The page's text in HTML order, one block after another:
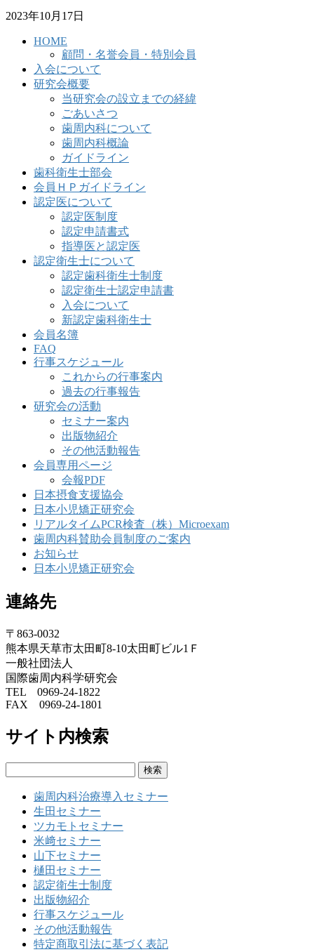
2023年10月17日
HOME
顧問・名誉会員・特別会員
入会について
研究会概要
当研究会の設立までの経緯
ごあいさつ
歯周内科について
歯周内科概論
ガイドライン
歯科衛生士部会
会員ＨＰガイドライン
認定医について
認定医制度
認定申請書式
指導医と認定医
認定衛生士について
認定歯科衛生士制度
認定衛生士認定申請書
入会について
新認定歯科衛生士
会員名簿
FAQ
行事スケジュール
これからの行事案内
過去の行事報告
研究会の活動
セミナー案内
出版物紹介
その他活動報告
会員専用ページ
会報PDF
日本摂食支援協会
日本小児矯正研究会
リアルタイムPCR検査（株）Microexam
歯周内科賛助会員制度のご案内
お知らせ
日本小児矯正研究会
連絡先
〒863-0032
熊本県天草市太田町8-10太田町ビル1Ｆ
一般社団法人
国際歯周内科学研究会
TEL 0969-24-1822
FAX 0969-24-1801
サイト内検索
歯周内科治療導入セミナー
生田セミナー
ツカモトセミナー
米﨑セミナー
山下セミナー
樋田セミナー
認定衛生士制度
出版物紹介
行事スケジュール
その他活動報告
特定商取引法に基づく表記